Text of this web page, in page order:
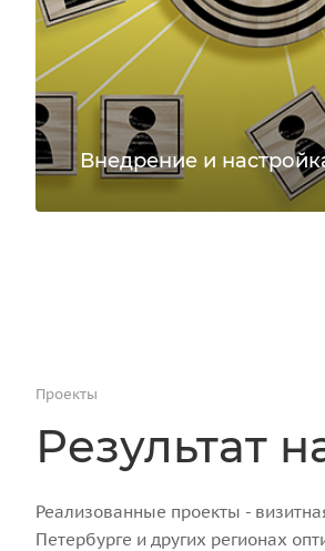
Внедрение и
Проекты
Результат
Реализованные проекты -
Петербурге и других регионах